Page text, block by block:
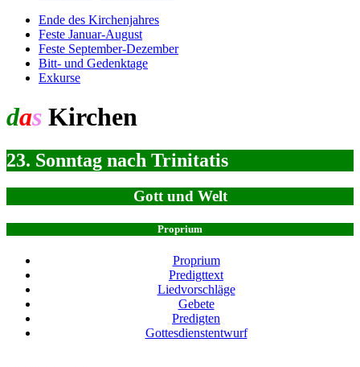
Ende des Kirchenjahres
Feste Januar-August
Feste September-Dezember
Bitt- und Gedenktage
Exkurse
das Kirchen
23. Sonntag nach Trinitatis
Gott und Welt
Proprium
Proprium
Predigttext
Liedvorschläge
Gebete
Predigten
Gottesdienstentwurf